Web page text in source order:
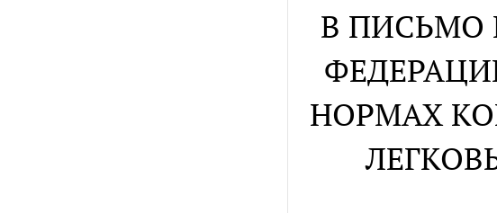
В ПИСЬМО
НОРМАХ